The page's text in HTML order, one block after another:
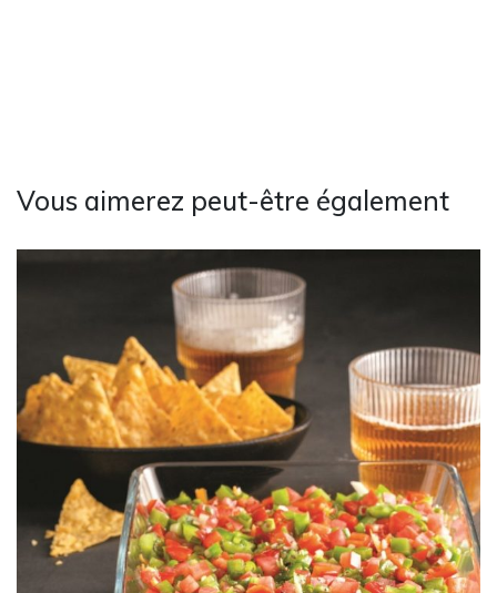
Vous aimerez peut-être également